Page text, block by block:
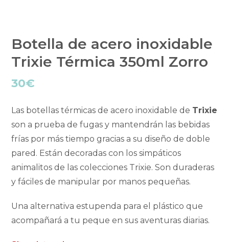
Botella de acero inoxidable
Trixie Térmica 350ml Zorro
30€
Las botellas térmicas de acero inoxidable de Trixie
son a prueba de fugas y mantendrán las bebidas
frías por más tiempo gracias a su diseño de doble
pared. Están decoradas con los simpáticos
animalitos de las colecciones Trixie. Son duraderas
y fáciles de manipular por manos pequeñas.
Una alternativa estupenda para el plástico que
acompañará a tu peque en sus aventuras diarias.